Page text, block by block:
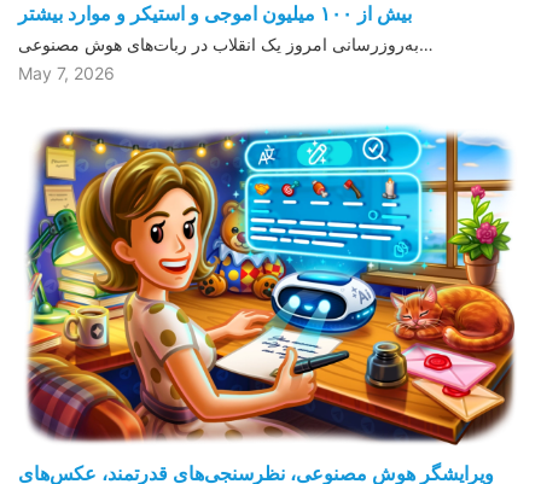
بیش از ١۰۰ میلیون اموجی و استیکر و موارد بیشتر
به‌روزرسانی امروز یک انقلاب در ربات‌های هوش مصنوعی…
May 7, 2026
ویرایشگر هوش مصنوعی، نظرسنجی‌های قدرتمند، عکس‌های